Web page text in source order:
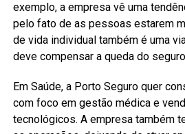
exemplo, a empresa vê uma
pelo fato de as pessoas estarem
de vida individual também é uma
deve compensar a queda do
Em Saúde, a Porto Seguro quer
com foco em gestão médica e
tecnológicos. A empresa também